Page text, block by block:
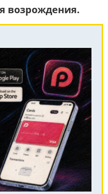
возрождения.